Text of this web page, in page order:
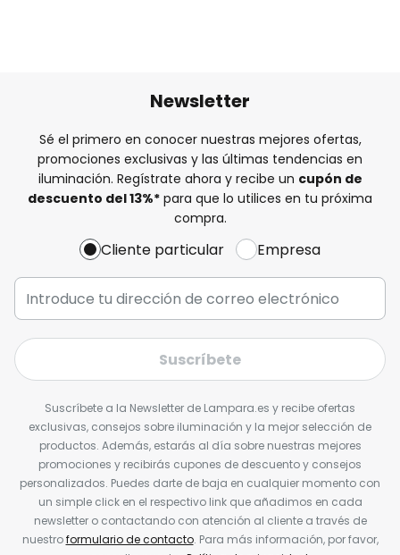
Newsletter
Sé el primero en conocer nuestras mejores ofertas,
promociones exclusivas y las últimas tendencias en
iluminación. Regístrate ahora y recibe un cupón de
descuento del13%* para que lo utilices en tu próxima
compra.
Cliente particular Empresa
Suscríbete
Suscríbete a la Newsletter de Lampara.es y recibe ofertas
exclusivas, consejos sobre iluminación y la mejor selección de
productos. Además, estarás al día sobre nuestras mejores
promociones y recibirás cupones de descuento y consejos
personalizados. Puedes darte de baja en cualquier momento con
un simple click en el respectivo link que añadimos en cada
newsletter o contactando con atención al cliente a través de
nuestroformulario de contacto. Para más información, por favor,